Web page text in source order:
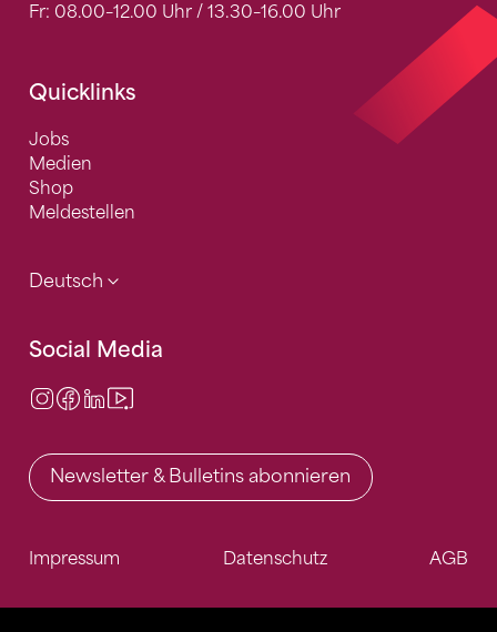
Fr: 08.00–12.00 Uhr / 13.30–16.00 Uhr
Quicklinks
Jobs
Medien
Shop
Meldestellen
Deutsch
Social Media
Instagram
Facebook
LinkedIn
Newsletter & Bulletins abonnieren
Impressum Datenschutz AGB